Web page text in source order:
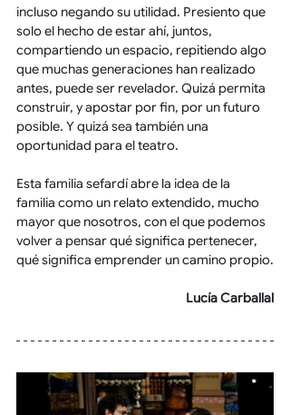
incluso negando su utilidad. Presiento que
solo el hecho de estar ahí, juntos,
compartiendo un espacio, repitiendo algo
que muchas generaciones han realizado
antes, puede ser revelador. Quizá permita
construir, y apostar por fin, por un futuro
posible. Y quizá sea también una
oportunidad para el teatro.
Esta familia sefardí abre la idea de la
familia como un relato extendido, mucho
mayor que nosotros, con el que podemos
volver a pensar qué significa pertenecer,
qué significa emprender un camino propio.
Lucía Carballal